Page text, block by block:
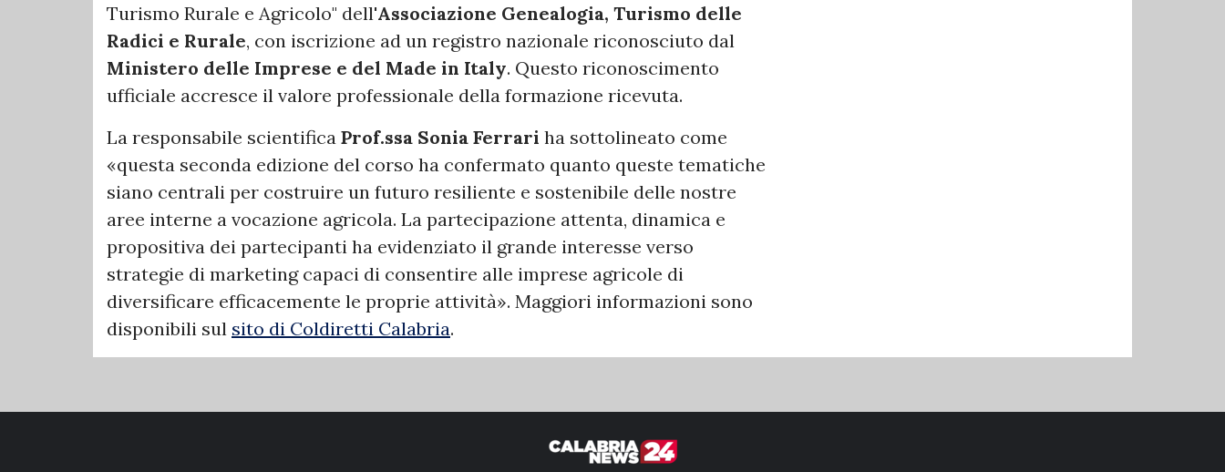
Turismo Rurale e Agricolo" dell'Associazione Genealogia, Turismo delle
Radici e Rurale, con iscrizione ad un registro nazionale riconosciuto dal
Ministero delle Imprese e del Made in Italy. Questo riconoscimento
ufficiale accresce il valore professionale della formazione ricevuta.
La responsabile scientifica Prof.ssa Sonia Ferrari ha sottolineato come
«questa seconda edizione del corso ha confermato quanto queste tematiche
siano centrali per costruire un futuro resiliente e sostenibile delle nostre
aree interne a vocazione agricola. La partecipazione attenta, dinamica e
propositiva dei partecipanti ha evidenziato il grande interesse verso
strategie di marketing capaci di consentire alle imprese agricole di
diversificare efficacemente le proprie attività». Maggiori informazioni sono
disponibili sul sito di Coldiretti Calabria.